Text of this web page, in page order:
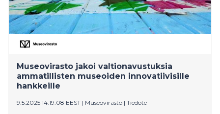
Museovirasto jakoi valtionavustuksia
ammatillisten museoiden innovatiivisille
hankkeille
9.5.2025 14:19:08 EEST | Museovirasto | Tiedote